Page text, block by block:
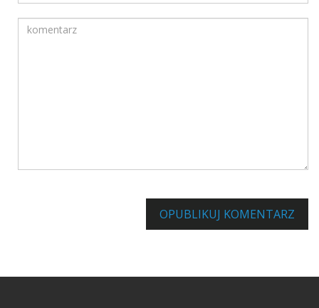
Komentarz
OPUBLIKUJ KOMENTARZ